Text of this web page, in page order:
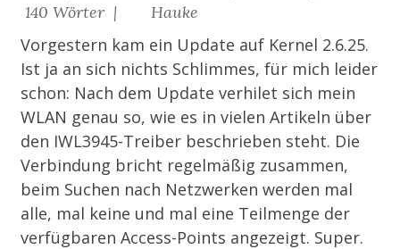
140 Wörter |
Hauke
Vorgestern kam ein Update auf Kernel 2.6.25.
Ist ja an sich nichts Schlimmes, für mich leider
schon: Nach dem Update verhilet sich mein
WLAN genau so, wie es in vielen Artikeln über
den IWL3945-Treiber beschrieben steht. Die
Verbindung bricht regelmäßig zusammen,
beim Suchen nach Netzwerken werden mal
alle, mal keine und mal eine Teilmenge der
verfügbaren Access-Points angezeigt. Super.